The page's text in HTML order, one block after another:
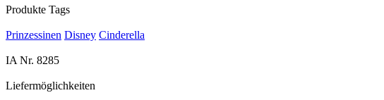
Produkte Tags
Prinzessinen Disney Cinderella
IA Nr. 8285
Liefermöglichkeiten